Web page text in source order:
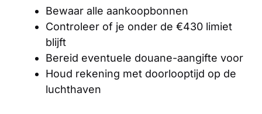
Bewaar alle aankoopbonnen
Controleer of je onder de €430 limiet
blijft
Bereid eventuele douane-aangifte voor
Houd rekening met doorlooptijd op de
luchthaven